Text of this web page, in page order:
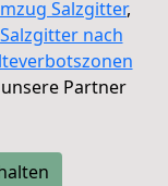
Salzgitter,
Salzgitter nach
Partner